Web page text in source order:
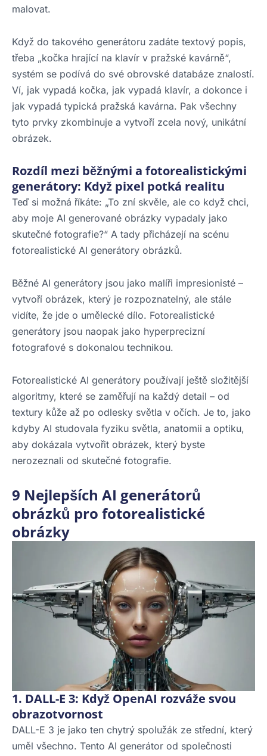
malovat.
Když do takového generátoru zadáte textový popis,
třeba „kočka hrající na klavír v pražské kavárně“,
systém se podívá do své obrovské databáze znalostí.
Ví, jak vypadá kočka, jak vypadá klavír, a dokonce i
jak vypadá typická pražská kavárna. Pak všechny
tyto prvky zkombinuje a vytvoří zcela nový, unikátní
obrázek.
Rozdíl mezi běžnými a fotorealistickými
generátory: Když pixel potká realitu
Teď si možná říkáte: „To zní skvěle, ale co když chci,
aby moje AI generované obrázky vypadaly jako
skutečné fotografie?“ A tady přicházejí na scénu
fotorealistické AI generátory obrázků.
Běžné AI generátory jsou jako malíři impresionisté –
vytvoří obrázek, který je rozpoznatelný, ale stále
vidíte, že jde o umělecké dílo. Fotorealistické
generátory jsou naopak jako hyperprecizní
fotografové s dokonalou technikou.
Fotorealistické AI generátory používají ještě složitější
algoritmy, které se zaměřují na každý detail – od
textury kůže až po odlesky světla v očích. Je to, jako
kdyby AI studovala fyziku světla, anatomii a optiku,
aby dokázala vytvořit obrázek, který byste
nerozeznali od skutečné fotografie.
9 Nejlepších AI generátorů
obrázků pro fotorealistické
obrázky
1. DALL-E 3: Když OpenAI rozváže svou
obrazotvornost
DALL-E 3 je jako ten chytrý spolužák ze střední, který
uměl všechno. Tento AI generátor od společnosti